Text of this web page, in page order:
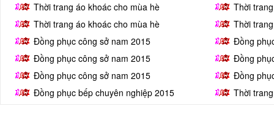
Thời trang áo khoác cho mùa hè
Thời
Thời trang áo khoác cho mùa hè
Thời
Đồng phục công sở nam 2015
Đồng
Đồng phục công sở nam 2015
Đồng
Đồng phục công sở nam 2015
Đồng
Đồng phục bếp chuyên nghiệp 2015
Thời